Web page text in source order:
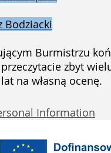
Bodziacki
Burmistrzu
zbyt
na własną ocenę.
Information